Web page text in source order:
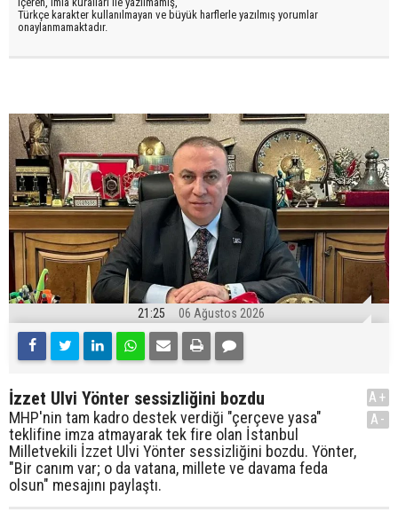
Türkçe karakter kullanılmayan ve büyük harflerle yazılmış yorumlar
onaylanmamaktadır.
21:25 06 Ağustos 2026
İzzet Ulvi Yönter sessizliğini bozdu
MHP'nin tam kadro destek verdiği "çerçeve yasa"
teklifine imza atmayarak tek fire olan İstanbul
Milletvekili İzzet Ulvi Yönter sessizliğini bozdu. Yönter,
"Bir canım var; o da vatana, millete ve davama feda
olsun" mesajını paylaştı.
A+
A-